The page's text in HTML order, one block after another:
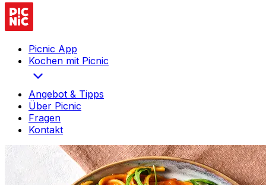
Picnic App
Kochen mit Picnic
Angebot & Tipps
Über Picnic
Fragen
Kontakt